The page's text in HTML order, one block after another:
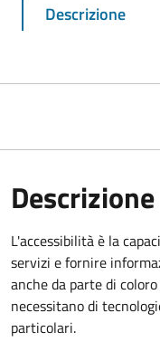
Descrizione
Descrizione
L'accessibilità è la
servizi e fornire
anche da parte di
necessitano di
particolari.